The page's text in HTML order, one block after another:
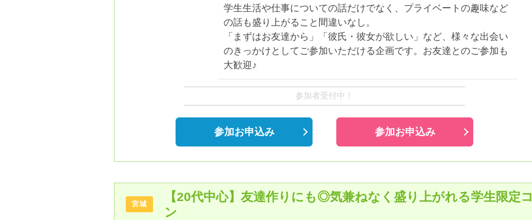
学生生活や仕事についての話だけでなく、プライベートの趣味など
の話も盛り上がること間違いなし。
「まずはお友達から」「彼氏・彼女が欲しい」など、様々な出会い
のきっかけとしてご参加いただける企画です。お友達とのご参加も
大歓迎♪
参加者受付中！
参加お申込み 参加お申込み
宮城
【20代中心】友達作りにも◎気兼ねなく盛り上がれる学生限定コ
ン